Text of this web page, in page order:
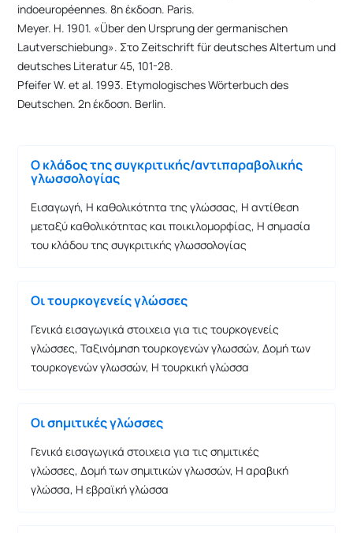
indoeuropéennes. 8η έκδοση. Paris.
Meyer. H. 1901. «Über den Ursprung der germanischen
Lautverschiebung». Στο Zeitschrift für deutsches Altertum und
deutsches Literatur 45, 101-28.
Pfeifer W. et al. 1993. Etymologisches Wörterbuch des
Deutschen. 2η έκδοση. Berlin.
Ο κλάδος της συγκριτικής/αντιπαραβολικής
γλωσσολογίας
Εισαγωγή, Η καθολικότητα της γλώσσας, Η αντίθεση
μεταξύ καθολικότητας και ποικιλομορφίας, Η σημασία
του κλάδου της συγκριτικής γλωσσολογίας
Οι τουρκογενείς γλώσσες
Γενικά εισαγωγικά στοιχεια για τις τουρκογενείς
γλώσσες, Ταξινόμηση τουρκογενών γλωσσών, Δομή των
τουρκογενών γλωσσών, Η τουρκική γλώσσα
Οι σημιτικές γλώσσες
Γενικά εισαγωγικά στοιχεια για τις σημιτικές
γλώσσες, Δομή των σημιτικών γλωσσών, Η αραβική
γλώσσα, Η εβραϊκή γλώσσα